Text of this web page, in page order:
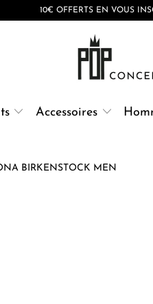
10€ OFFERTS EN VOUS
Accessoires
BIRKENSTOCK MEN